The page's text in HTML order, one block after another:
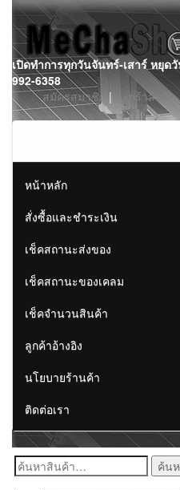
Skip
to
content
เปิดทำการทุกวันจันทร์-เสาร์ หยุด
992-6358
สมัครสมาชิก | ตะกร้าสินค้า
หน้าหลัก
สั่งซื้อและชำระเงิน
เช็คสถานะส่งของ
เช็คสถานะของเคลม
เช็คจำนวนสินค้า
ลูกค้าอ้างอิง
นโยบายร้านค้า
ติดต่อเรา
ค้นหา: